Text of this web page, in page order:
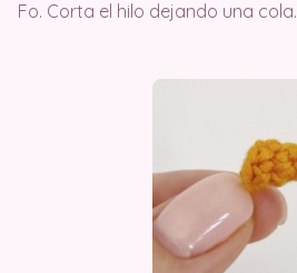
Fo. Corta el hilo dejando una cola.